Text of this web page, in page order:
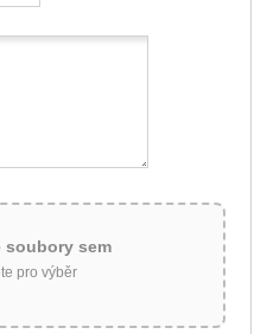
soubory sem
pro výběr